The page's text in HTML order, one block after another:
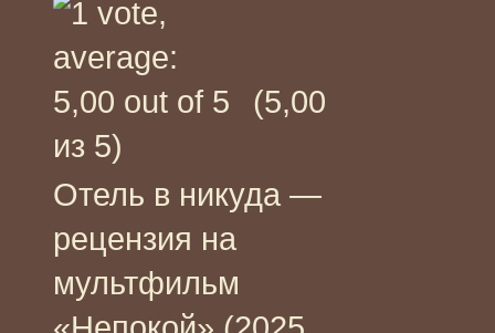
(5,00
из 5)
Отель в никуда —
рецензия на
мультфильм